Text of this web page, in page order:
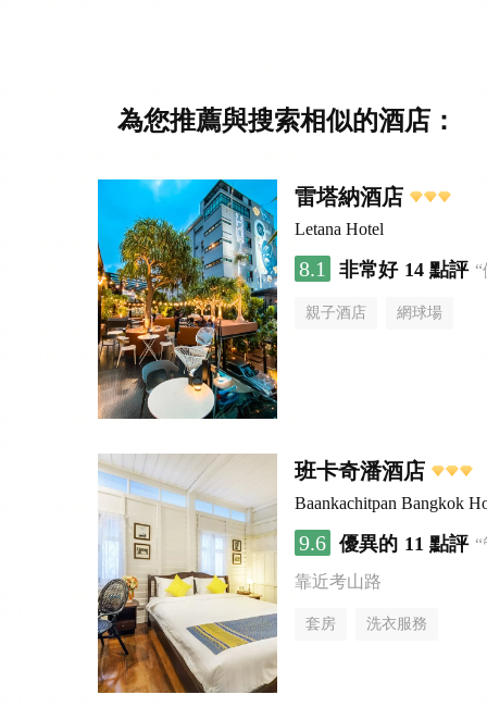
為您推薦與搜索相似的酒店：
雷塔納酒店
Letana Hotel
8.1 非常好 14 點評
親子酒店 網球場
班卡奇潘酒店
Baankachitpan Bangkok
9.6 優異的 11 點評
靠近考山路
套房 洗衣服務